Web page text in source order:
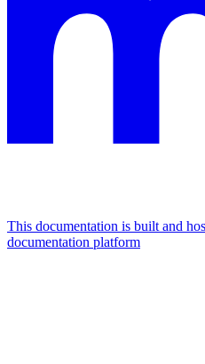
This documentation is built and
documentation platform